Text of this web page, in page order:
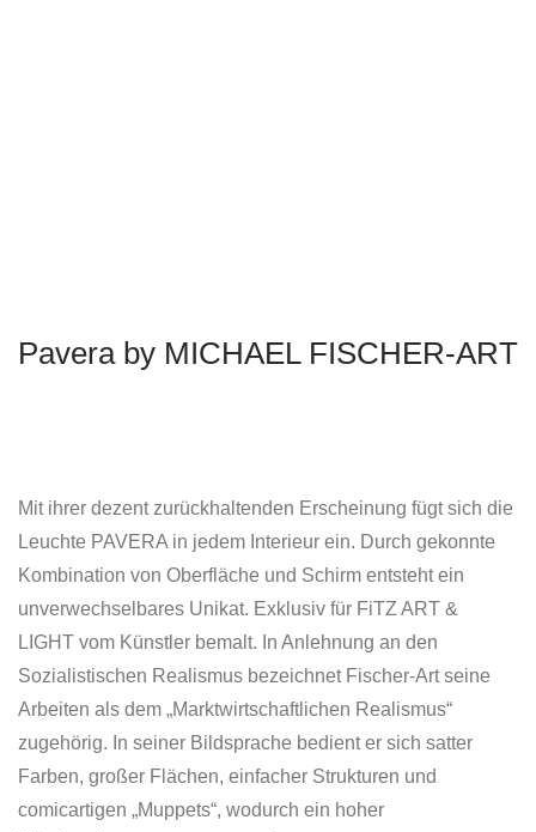
Pavera by MICHAEL FISCHER-ART
Mit ihrer dezent zurückhaltenden Erscheinung fügt sich die
Leuchte PAVERA in jedem Interieur ein. Durch gekonnte
Kombination von Oberfläche und Schirm entsteht ein
unverwechselbares Unikat. Exklusiv für FiTZ ART &
LIGHT vom Künstler bemalt. In Anlehnung an den
Sozialistischen Realismus bezeichnet Fischer-Art seine
Arbeiten als dem „Marktwirtschaftlichen Realismus“
zugehörig. In seiner Bildsprache bedient er sich satter
Farben, großer Flächen, einfacher Strukturen und
comicartigen „Muppets“, wodurch ein hoher